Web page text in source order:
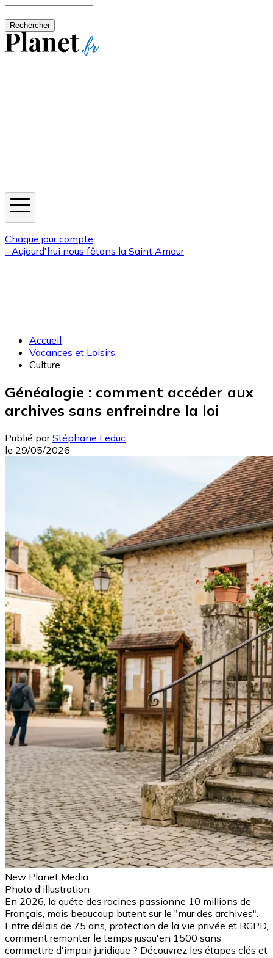
Chaque jour compte
- Aujourd'hui nous fêtons la Saint Amour
Accueil
Vacances et Loisirs
Culture
Généalogie : comment accéder aux
archives sans enfreindre la loi
Publié par Stéphane Leduc
le 29/05/2026
New Planet Media
Photo d'illustration
En 2026, la quête des racines passionne 10 millions de
Français, mais beaucoup butent sur le "mur des archives".
Entre délais de 75 ans, protection de la vie privée et RGPD,
comment remonter le temps jusqu'en 1500 sans
commettre d'impair juridique ? Découvrez les étapes clés et